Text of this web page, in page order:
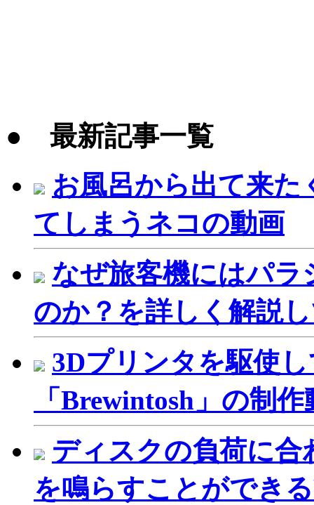
● 最新記事一覧
お風呂から出て来
てしまうネコの動画
なぜ旅客機にはパ
のか？を詳しく解説
3Dプリンタを駆使
「Brewintosh」の制作
ディスクの負荷に
を鳴らすことができ